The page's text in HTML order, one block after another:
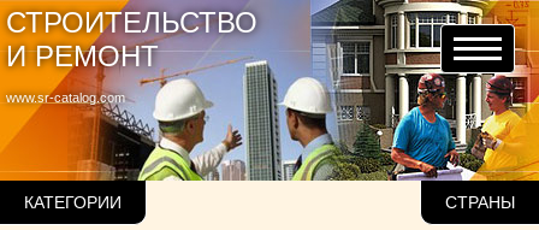
www.sr-catalog.com
СТРОИТЕЛЬСТВО
И РЕМОНТ
КАТЕГОРИИ СТРАНЫ